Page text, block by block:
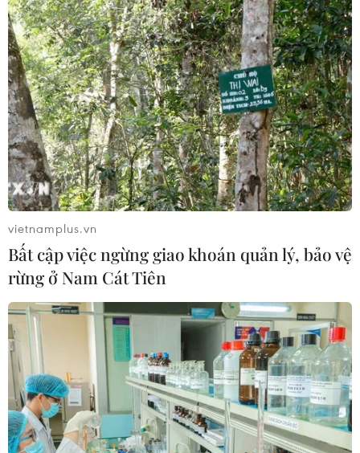
vietnamplus.vn
Bất cập việc ngừng giao khoán quản lý, bảo vệ
rừng ở Nam Cát Tiên